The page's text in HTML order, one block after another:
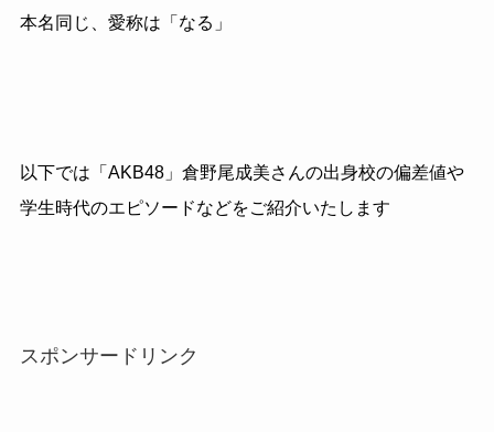
本名同じ、愛称は「なる」
以下では「AKB48」倉野尾成美さんの出身校の偏差値や
学生時代のエピソードなどをご紹介いたします
スポンサードリンク